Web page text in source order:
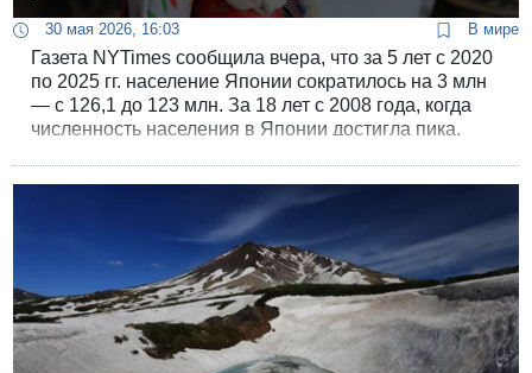
30 мая 2026, 16:03 В мире
Газета NYTimes сообщила вчера, что за 5 лет с 2020
по 2025 гг. население Японии сократилось на 3 млн
— с 126,1 до 123 млн. За 18 лет с 2008 года, когда
численность населения в Японии достигла пика,